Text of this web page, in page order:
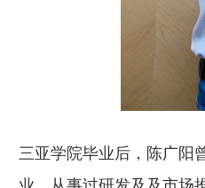
三亚学院毕业后，陈广阳